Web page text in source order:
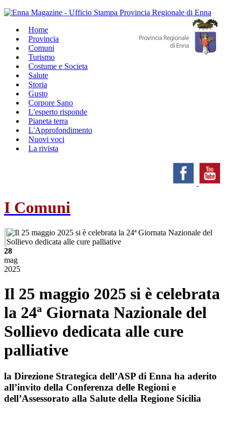
Home
Provincia
Comuni
Turismo
Costume e Societa
Salute
Storia
Gusto
Corpore Sano
L'esperto risponde
Pianeta terra
L'Approfondimento
Nuovi voci
La rivista
I Comuni
28
mag
2025
Il 25 maggio 2025 si è celebrata
la 24ª Giornata Nazionale del
Sollievo dedicata alle cure
palliative
la Direzione Strategica dell’ASP di Enna ha aderito
all’invito della Conferenza delle Regioni e
dell’Assessorato alla Salute della Regione Sicilia